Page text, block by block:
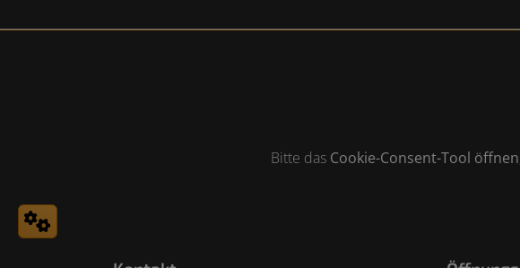
Bitte das Cookie-Consent-Tool öffnen